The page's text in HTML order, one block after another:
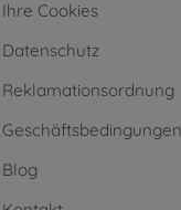
Ihre Cookies
Datenschutz
Reklamationsordnung
Geschäftsbedingungen
Blog